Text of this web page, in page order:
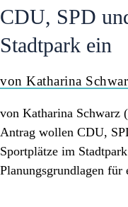
CDU, SPD
Stadtpark ein
von Katharina
von Katharina Schwarz
Antrag wollen CDU,
Sportplätze im
Planungsgrundlagen